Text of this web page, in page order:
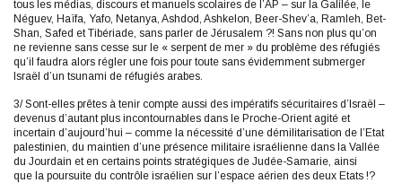
tous les médias, discours et manuels scolaires de l’AP – sur la Galilée, le
Néguev, Haïfa, Yafo, Netanya, Ashdod, Ashkelon, Beer-Shev’a, Ramleh, Bet-
Shan, Safed et Tibériade, sans parler de Jérusalem ?! Sans non plus qu’on
ne revienne sans cesse sur le « serpent de mer » du problème des réfugiés
qu’il faudra alors régler une fois pour toute sans évidemment submerger
Israël d’un tsunami de réfugiés arabes.
3/ Sont-elles prêtes à tenir compte aussi des impératifs sécuritaires d’Israël –
devenus d’autant plus incontournables dans le Proche-Orient agité et
incertain d’aujourd’hui – comme la nécessité d’une démilitarisation de l’Etat
palestinien, du maintien d’une présence militaire israélienne dans la Vallée
du Jourdain et en certains points stratégiques de Judée-Samarie, ainsi
que la poursuite du contrôle israélien sur l’espace aérien des deux Etats !?